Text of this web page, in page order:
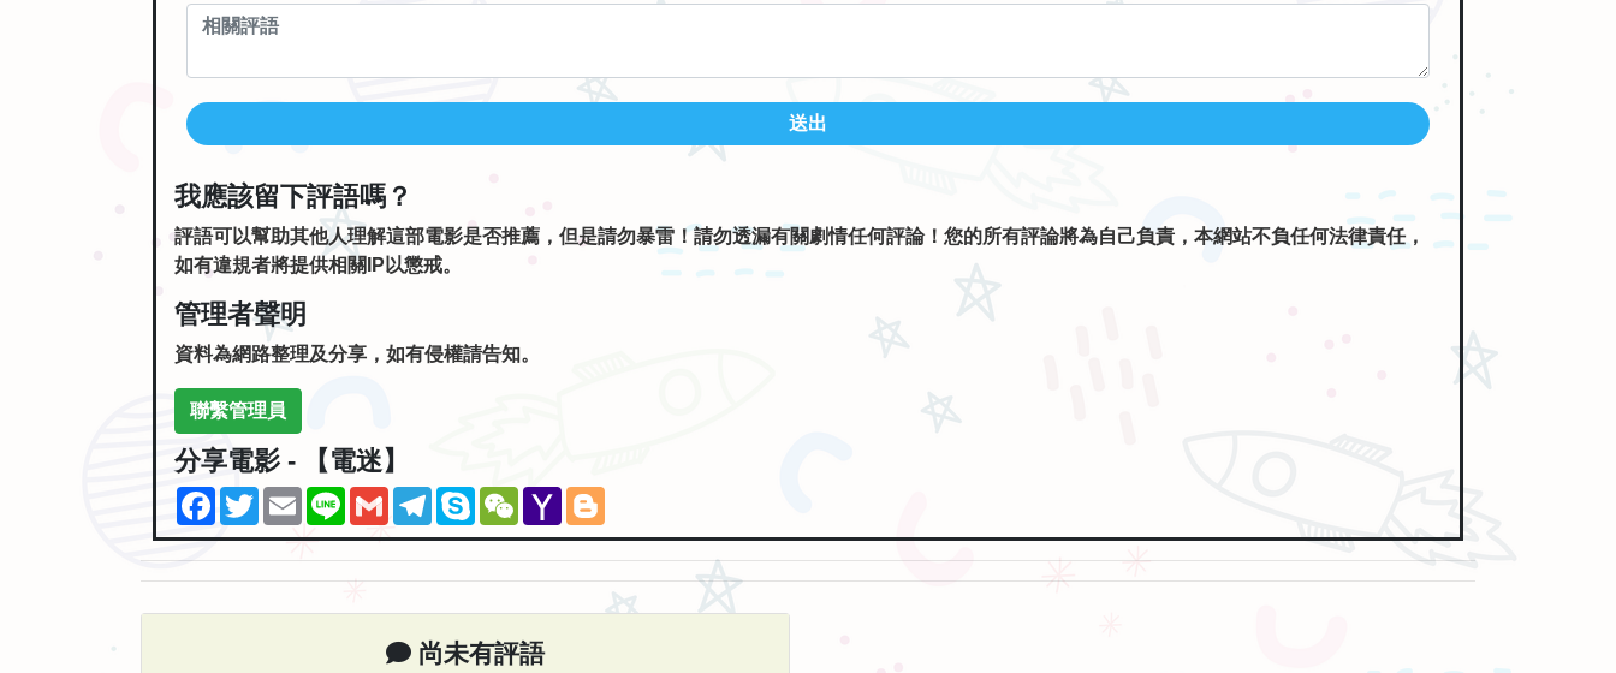
送出
我應該留下評語嗎？
評語可以幫助其他人理解這部電影是否推薦，但是請勿暴雷！請勿透漏有關劇情任何評論！您的所有評論將為自己負責，本網站不負任何法律責任，
如有違規者將提供相關IP以懲戒。
管理者聲明
資料為網路整理及分享，如有侵權請告知。
聯繫管理員
分享電影 - 【電迷】
Facebook
TwitterEmailLine GmailTelegramSkypeWeChatYahoo
Mail
尚未有評語